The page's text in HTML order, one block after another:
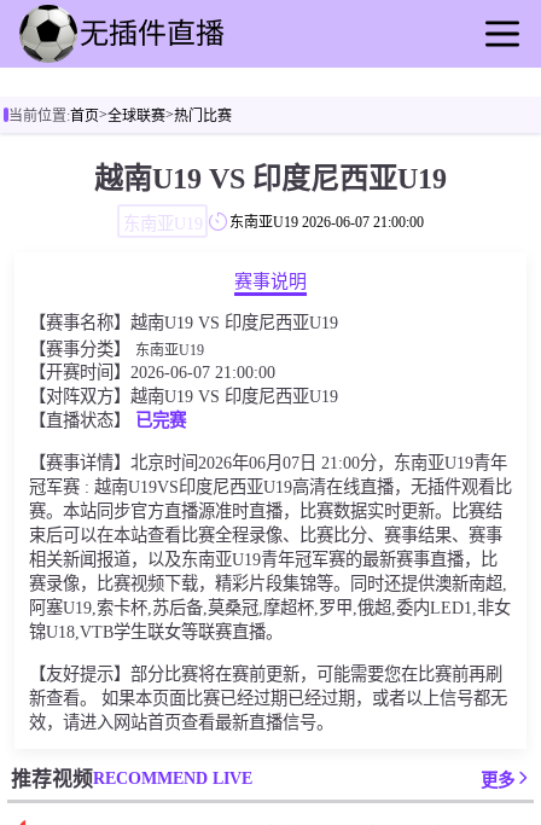
足球直播
全球联赛
当前位置:首页>全球联赛>热门比赛
越南U19 VS 印度尼西亚U19
东南亚U19 东南亚U19 2026-06-07 21:00:00
赛事说明
【赛事名称】越南U19 VS 印度尼西亚U19
【赛事分类】
东南亚U19
【开赛时间】2026-06-07 21:00:00
【对阵双方】越南U19 VS 印度尼西亚U19
【直播状态】
已完赛
【赛事详情】北京时间2026年06月07日 21:00分，东南亚U19青年
冠军赛 : 越南U19VS印度尼西亚U19高清在线直播，无插件观看比
赛。本站同步官方直播源准时直播，比赛数据实时更新。比赛结
束后可以在本站查看比赛全程录像、比赛比分、赛事结果、赛事
相关新闻报道，以及东南亚U19青年冠军赛的最新赛事直播，比
赛录像，比赛视频下载，精彩片段集锦等。同时还提供澳新南超,
阿塞U19,索卡杯,苏后备,莫桑冠,摩超杯,罗甲,俄超,委内LED1,非女
锦U18,VTB学生联女等联赛直播。
【友好提示】部分比赛将在赛前更新，可能需要您在比赛前再刷
新查看。 如果本页面比赛已经过期已经过期，或者以上信号都无
效，请进入网站首页查看最新直播信号。
推荐视频RECOMMEND LIVE 更多